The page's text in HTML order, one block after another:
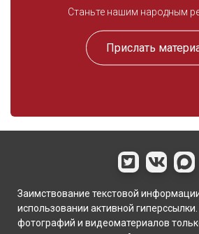
3 города Бурятии
на 170 миллионов рублей
27208
Стивен Сигал побывал в
дацане Бурятии
22.07.20 25515
Станьте нашим народным
Прислать
Заимствование текстовой
использовании активной
фотографий и видеоматериалов